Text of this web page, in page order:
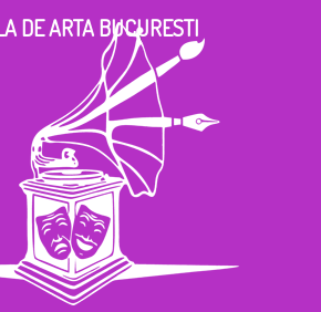
DE ARTA BUCURESTI